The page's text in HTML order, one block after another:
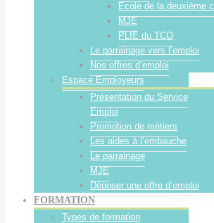
Ecole de la deuxième
MJE
PLIE du TCO
Le parrainage vers l’emploi
Nos offres d’emploi
Espace Employeurs
Présentation du Service
Emploi
Promotion de métiers
Les aides à l’embauche
Le parrainage
MJE
Déposer une offre d’emploi
FORMATION
Types de formation